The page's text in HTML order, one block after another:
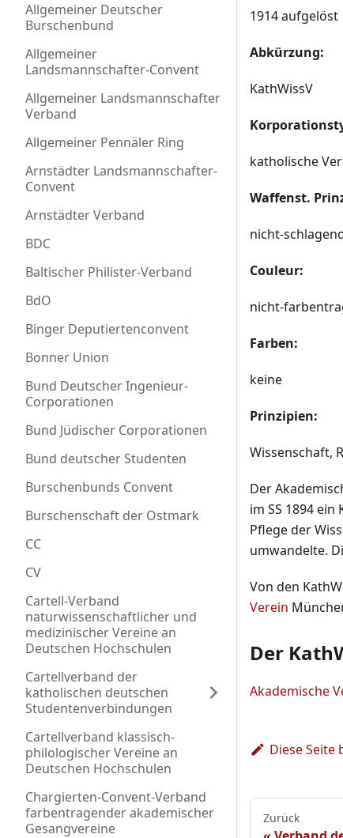
Allgemeiner Deutscher
Burschenbund
Allgemeiner
Landsmannschafter-Convent
Allgemeiner Landsmannschafter
Verband
Allgemeiner Pennäler Ring
Arnstädter Landsmannschafter-
Convent
Arnstädter Verband
BDC
Baltischer Philister-Verband
BdO
Binger Deputiertenconvent
Bonner Union
Bund Deutscher Ingenieur-
Corporationen
Bund Jüdischer Corporationen
Bund deutscher Studenten
Burschenbunds Convent
Burschenschaft der Ostmark
CC
CV
Cartell-Verband
naturwissenschaftlicher und
medizinischer Vereine an
Deutschen Hochschulen
Cartellverband der
katholischen deutschen
Studentenverbindungen
Cartellverband klassisch-
philologischer Vereine an
Deutschen Hochschulen
Chargierten-Convent-Verband
farbentragender akademischer
Gesangvereine
1914 aufgelöst
Abkürzung:
KathWissV
katholische
Waffenst.
nicht-
Couleur:
nicht-
Farben:
keine
Prinzipien:
Wissenschaft,
Der
im SS 1894
Pflege der
umwandelte.
Von den
Verein
Der
Akademische
Diese Seite
Zurück